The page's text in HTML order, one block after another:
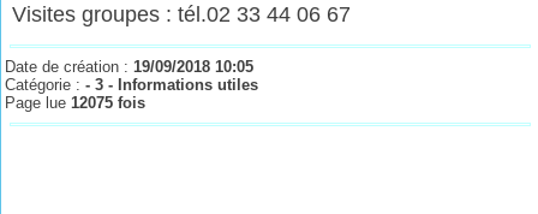
Visites groupes : tél.02 33 44 06 67
Date de création :19/09/2018 10:05
Catégorie :- 3 - Informations utiles
Page lue12075 fois